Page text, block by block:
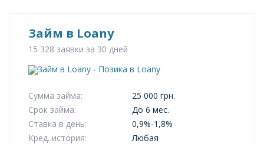
Займ в Loany
15 328 заявки за 30 дней
Сумма займа:
25 000 грн.
Срок займа:
До 6 мес.
Ставка в день:
0,9%-1,8%
Кред. история:
Любая